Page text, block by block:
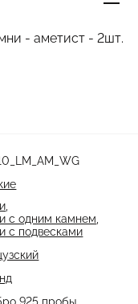
- аметист - 2шт.
с одним камнем
с подвесками